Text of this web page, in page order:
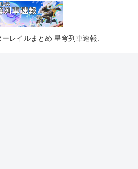
レイルまとめ 星穹列車速報.